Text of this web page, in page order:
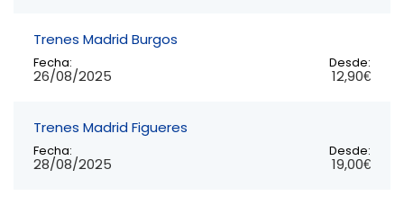
Trenes Madrid Burgos
Fecha:
26/08/2025
Desde:
12,90€
Trenes Madrid Figueres
Fecha:
28/08/2025
Desde:
19,00€